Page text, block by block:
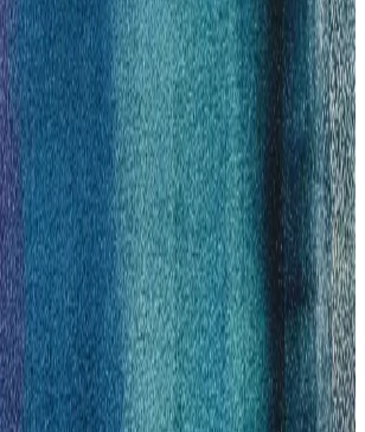
15 Çok Fonksiyonlu Erkek Bakım
ve Performans Özellikleri
fonksiyonlu tasarımı, uzun pil ömrü ve
modern erkek bakımında öne çıkan etkili
Özellikleri ve Erkek
Avantajları
yüksek performans, kullanım kolaylığı ve
dayanıklı ve kablosuz modelleriyle bakım
kaliteli ve güvenilir bir tercih yapmanızı
Özellikleri ve Erkek
Kullanım Rehberi